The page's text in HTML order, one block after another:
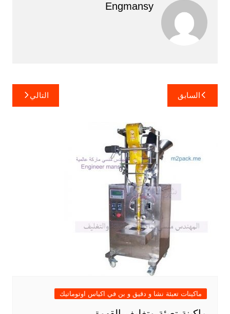
Engmansy
تصفّح
المقالات
السابق التالي
ماكينات تعبئة نشا و دقيق و بن في اكياس اوتوماتيك